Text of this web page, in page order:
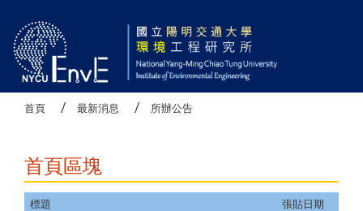
首頁 最新消息 所辦公告
首頁區塊
標題 張貼日期